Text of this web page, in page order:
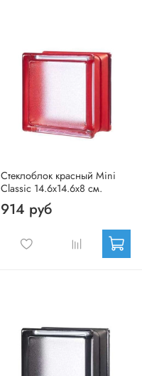
Стеклоблок красный Mini
Classic 14.6x14.6x8 см.
914 руб